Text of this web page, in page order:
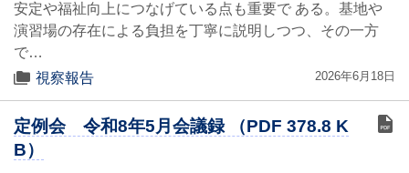
安定や福祉向上につなげている点も重要で ある。基地や
演習場の存在による負担を丁寧に説明しつつ、その一方
で…
視察報告
2026年6月18日
定例会 令和8年5月会議録 （PDF 378.8 K
B）